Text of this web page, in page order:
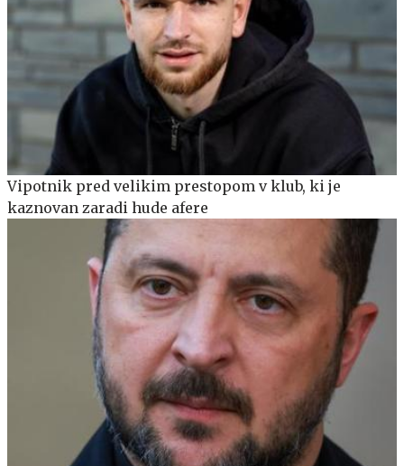
Vipotnik pred velikim prestopom v klub, ki je
kaznovan zaradi hude afere